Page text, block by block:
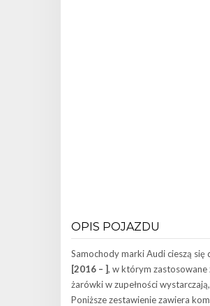
OPIS POJAZDU
Samochody marki Audi cieszą się
[2016 – ], w którym zastosowane
żarówki w zupełności
Poniższe zestawienie zawiera